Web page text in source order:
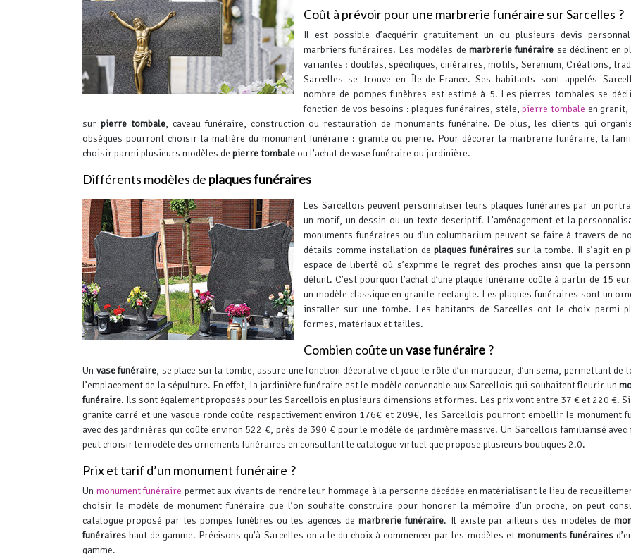
Coût à prévoir pour une marbrerie funéraire sur Sarcelles ?
Il est possible d’acquérir gratuitement un ou plusieurs devis
marbriers funéraires. Les modèles de marbrerie funéraire se déclinent en
variantes : doubles, spécifiques, cinéraires, motifs, Serenium, Créations,
Sarcelles se trouve en Île-de-France. Ses habitants sont appelés
nombre de pompes funèbres est estimé à 5. Les pierres tombales se
fonction de vos besoins : plaques funéraires, stèle,pierre tombale en granit,
sur pierre tombale, caveau funéraire, construction ou restauration de monuments funéraire. De plus, les clients qui
obsèques pourront choisir la matière du monument funéraire : granite ou pierre. Pour décorer la marbrerie funéraire, la
choisir parmi plusieurs modèles de pierre tombale ou l’achat de vase funéraire ou jardinière.
Différents modèles de plaques funéraires
Les Sarcellois peuvent personnaliser leurs plaques funéraires par un
un motif, un dessin ou un texte descriptif. L’aménagement et la
monuments funéraires ou d’un columbarium peuvent se faire à travers de
détails comme installation deplaques funérairessur la tombe. Il s’agit en
espace de liberté où s’exprime le regret des proches ainsi que la
défunt. C’est pourquoi l’achat d’une plaque funéraire coûte à partir de 15
un modèle classique en granite rectangle. Les plaques funéraires sont un
installer sur une tombe. Les habitants de Sarcelles ont le choix parmi
formes, matériaux et tailles.
Combien coûte unvase funéraire ?
Un vase funéraire, se place sur la tombe, assure une fonction décorative et joue le rôle d’un marqueur, d’un sema, permettant de
l’emplacement de la sépulture. En effet, la jardinière funéraire est le modèle convenable aux Sarcellois qui souhaitent fleurir un
funéraire. Ils sont également proposés pour les Sarcellois en plusieurs dimensions et formes. Les prix vont entre 37 € et 220 €. Si
granite carré et une vasque ronde coûte respectivement environ 176€ et 209€, les Sarcellois pourront embellir le monument
avec des jardinières qui coûte environ 522 €, près de 390 € pour le modèle de jardinière massive. Un Sarcellois familiarisé avec
peut choisir le modèle des ornements funéraires en consultant le catalogue virtuel que propose plusieurs boutiques 2.0.
Prix et tarif d’un monument funéraire ?
Un monument funéraire permet aux vivants de rendre leur hommage à la personne décédée en matérialisant le lieu de
choisir le modèle de monument funéraire que l’on souhaite construire pour honorer la mémoire d’un proche, on peut
catalogue proposé par les pompes funèbres ou les agences demarbrerie funéraire. Il existe par ailleurs des modèles de
funéraires haut de gamme. Précisons qu’à Sarcelles on a le du choix à commencer par les modèles et monuments funéraires
gamme.